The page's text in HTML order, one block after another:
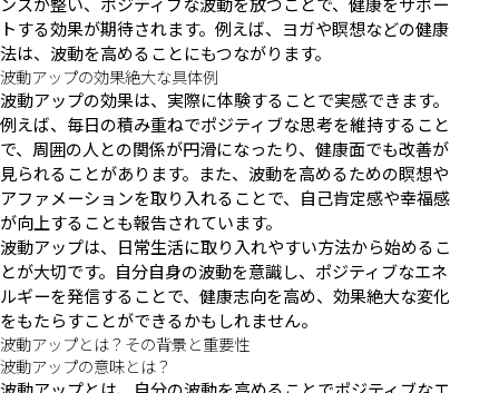
トする効果が期待されます。例えば、ヨガや瞑想などの健康
法は、波動を高めることにもつながります。
波動アップの効果絶大な具体例
波動アップの効果は、実際に体験することで実感できます。
例えば、毎日の積み重ねでポジティブな思考を維持すること
で、周囲の人との関係が円滑になったり、健康面でも改善が
見られることがあります。また、波動を高めるための瞑想や
アファメーションを取り入れることで、自己肯定感や幸福感
が向上することも報告されています。
波動アップは、日常生活に取り入れやすい方法から始めるこ
とが大切です。自分自身の波動を意識し、ポジティブなエネ
ルギーを発信することで、健康志向を高め、効果絶大な変化
をもたらすことができるかもしれません。
波動アップとは？その背景と重要性
波動アップの意味とは？